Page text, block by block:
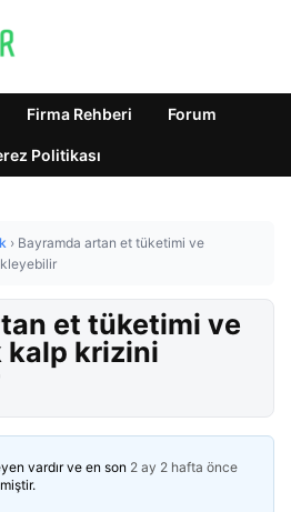
Firma Rehberi Forum
Politikası
› Bayramda artan et tüketimi ve
et tüketimi ve
kalp krizini
vardır ve en son 2 ay 2 hafta önce